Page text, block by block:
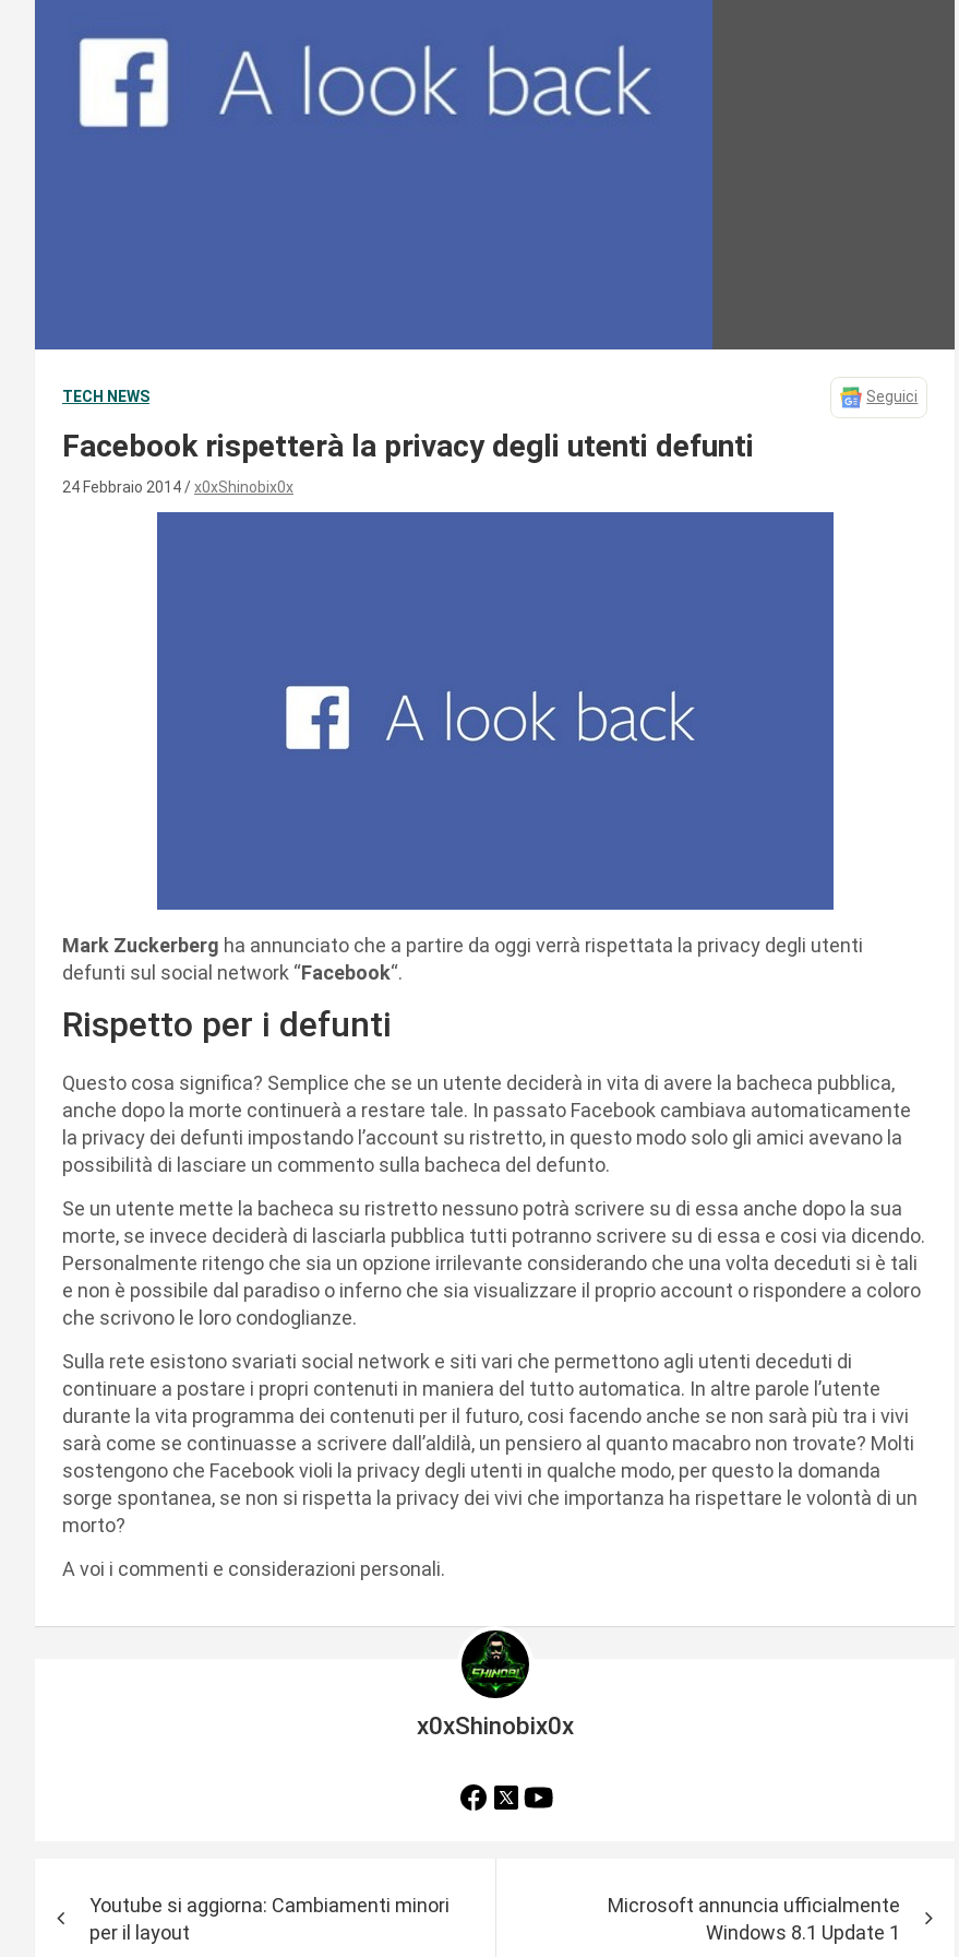
TECH NEWS Seguici
Facebook rispetterà la privacy degli utenti defunti
24 Febbraio 2014 x0xShinobix0x
Mark Zuckerberg ha annunciato che a partire da oggi verrà rispettata la privacy degli utenti
defunti sul social network “Facebook“.
Rispetto per i defunti
Questo cosa significa? Semplice che se un utente deciderà in vita di avere la bacheca pubblica,
anche dopo la morte continuerà a restare tale. In passato Facebook cambiava automaticamente
la privacy dei defunti impostando l’account su ristretto, in questo modo solo gli amici avevano la
possibilità di lasciare un commento sulla bacheca del defunto.
Se un utente mette la bacheca su ristretto nessuno potrà scrivere su di essa anche dopo la sua
morte, se invece deciderà di lasciarla pubblica tutti potranno scrivere su di essa e cosi via dicendo.
Personalmente ritengo che sia un opzione irrilevante considerando che una volta deceduti si è tali
e non è possibile dal paradiso o inferno che sia visualizzare il proprio account o rispondere a coloro
che scrivono le loro condoglianze.
Sulla rete esistono svariati social network e siti vari che permettono agli utenti deceduti di
continuare a postare i propri contenuti in maniera del tutto automatica. In altre parole l’utente
durante la vita programma dei contenuti per il futuro, cosi facendo anche se non sarà più tra i vivi
sarà come se continuasse a scrivere dall’aldilà, un pensiero al quanto macabro non trovate? Molti
sostengono che Facebook violi la privacy degli utenti in qualche modo, per questo la domanda
sorge spontanea, se non si rispetta la privacy dei vivi che importanza ha rispettare le volontà di un
morto?
A voi i commenti e considerazioni personali.
x0xShinobix0x
Youtube si aggiorna: Cambiamenti minori
per il layout
Microsoft annuncia ufficialmente
Windows 8.1 Update 1